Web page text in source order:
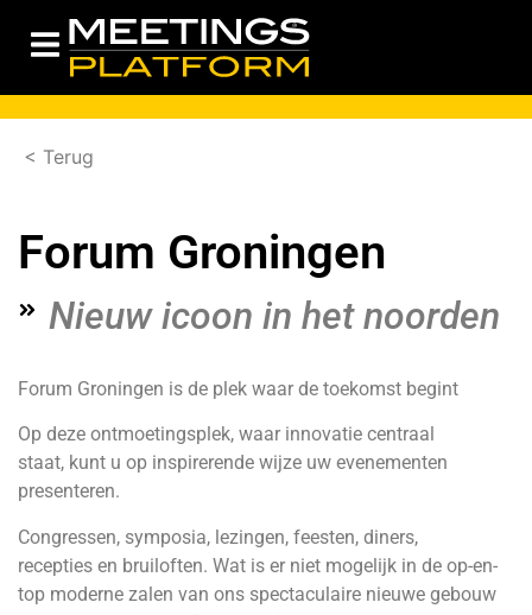
< Terug
Forum Groningen
Nieuw icoon in het noorden
Forum Groningen is de plek waar de toekomst begint
Op deze ontmoetingsplek, waar innovatie centraal
staat, kunt u op inspirerende wijze uw evenementen
presenteren.
Congressen, symposia, lezingen, feesten, diners,
recepties en bruiloften. Wat is er niet mogelijk in de op-en-
top moderne zalen van ons spectaculaire nieuwe gebouw